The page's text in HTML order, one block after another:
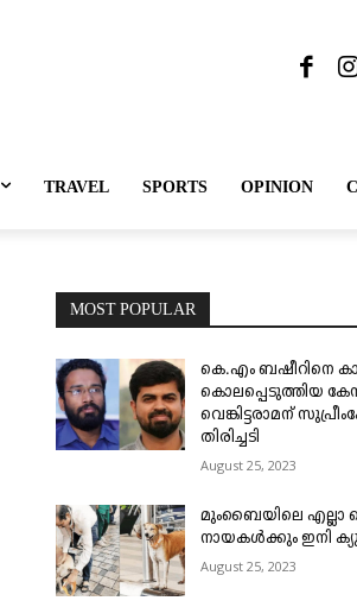
TRAVEL SPORTS OPINION
MOST POPULAR
കെ.എം ബഷീറിനെ
കൊലപ്പെടുത്തിയ
വെങ്കിട്ടരാമന്
തിരിച്ചടി
August 25, 2023
മുംബൈയിലെ എല്ലാ
നായകൾക്കും ഇനി
August 25, 2023